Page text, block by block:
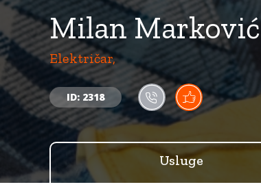
Milan Marković
Električar,
ID: 2318
Usluge